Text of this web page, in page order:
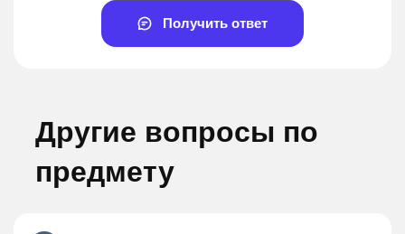
Получить ответ
Другие вопросы по
предмету